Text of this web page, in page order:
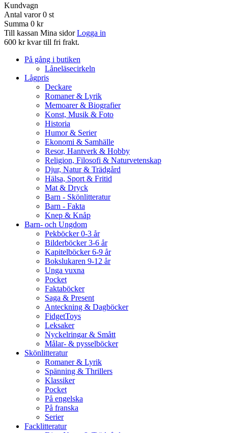
Kundvagn
Antal varor 0 st
Summa 0 kr
Till kassan Mina sidor Logga in
600 kr kvar till fri frakt.
På gång i butiken
Låneläsecirkeln
Lågpris
Deckare
Romaner & Lyrik
Memoarer & Biografier
Konst, Musik & Foto
Historia
Humor & Serier
Ekonomi & Samhälle
Resor, Hantverk & Hobby
Religion, Filosofi & Naturvetenskap
Djur, Natur & Trädgård
Hälsa, Sport & Fritid
Mat & Dryck
Barn - Skönlitteratur
Barn - Fakta
Knep & Knåp
Barn- och Ungdom
Pekböcker 0-3 år
Bilderböcker 3-6 år
Kapitelböcker 6-9 år
Bokslukaren 9-12 år
Unga vuxna
Pocket
Faktaböcker
Saga & Present
Anteckning & Dagböcker
FidgetToys
Leksaker
Nyckelringar & Smått
Målar- & pysselböcker
Skönlitteratur
Romaner & Lyrik
Spänning & Thrillers
Klassiker
Pocket
På engelska
På franska
Serier
Facklitteratur